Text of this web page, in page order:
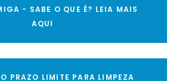
- SABE O QUE É? LEIA MAIS
AQUI
PRAZO LIMITE PARA LIMPEZA